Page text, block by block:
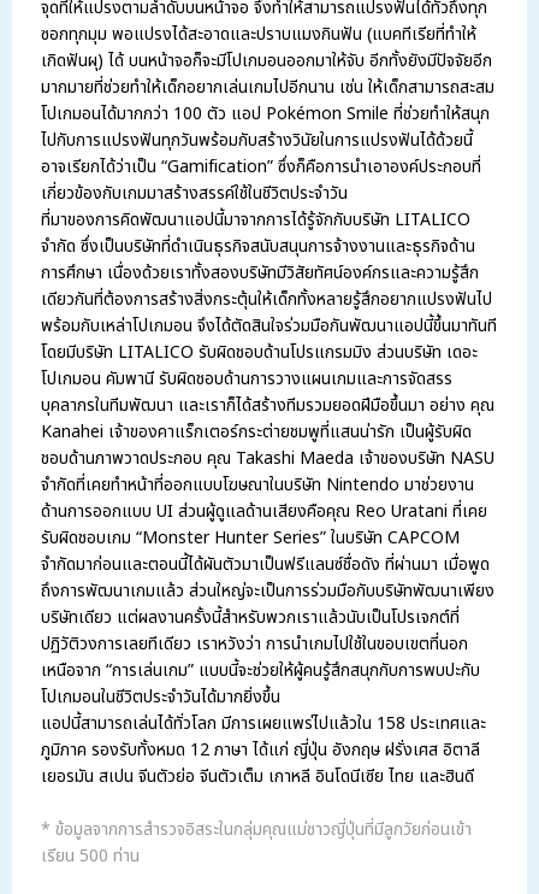
จุดที่ให้แปรงตามลำดับบนหน้าจอ จึงทำให้สามารถแปรงฟันได้ทั่วถึงทุก
ซอกทุกมุม พอแปรงได้สะอาดและปราบแมงกินฟัน (แบคทีเรียที่ทำให้
เกิดฟันผุ) ได้ บนหน้าจอก็จะมีโปเกมอนออกมาให้จับ อีกทั้งยังมีปัจจัยอีก
มากมายที่ช่วยทำให้เด็กอยากเล่นเกมไปอีกนาน เช่น ให้เด็กสามารถสะสม
โปเกมอนได้มากกว่า 100 ตัว แอป Pokémon Smile ที่ช่วยทำให้สนุก
ไปกับการแปรงฟันทุกวันพร้อมกับสร้างวินัยในการแปรงฟันได้ด้วยนี้
อาจเรียกได้ว่าเป็น “Gamification” ซึ่งก็คือการนำเอาองค์ประกอบที่
เกี่ยวข้องกับเกมมาสร้างสรรค์ใช้ในชีวิตประจำวัน
ที่มาของการคิดพัฒนาแอปนี้มาจากการได้รู้จักกับบริษัท LITALICO
จำกัด ซึ่งเป็นบริษัทที่ดำเนินธุรกิจสนับสนุนการจ้างงานและธุรกิจด้าน
การศึกษา เนื่องด้วยเราทั้งสองบริษัทมีวิสัยทัศน์องค์กรและความรู้สึก
เดียวกันที่ต้องการสร้างสิ่งกระตุ้นให้เด็กทั้งหลายรู้สึกอยากแปรงฟันไป
พร้อมกับเหล่าโปเกมอน จึงได้ตัดสินใจร่วมมือกันพัฒนาแอปนี้ขึ้นมาทันที
โดยมีบริษัท LITALICO รับผิดชอบด้านโปรแกรมมิง ส่วนบริษัท เดอะ
โปเกมอน คัมพานี รับผิดชอบด้านการวางแผนเกมและการจัดสรร
บุคลากรในทีมพัฒนา และเราก็ได้สร้างทีมรวมยอดฝีมือขึ้นมา อย่าง คุณ
Kanahei เจ้าของคาแร็กเตอร์กระต่ายชมพูที่แสนน่ารัก เป็นผู้รับผิด
ชอบด้านภาพวาดประกอบ คุณ Takashi Maeda เจ้าของบริษัท NASU
จำกัดที่เคยทำหน้าที่ออกแบบโฆษณาในบริษัท Nintendo มาช่วยงาน
ด้านการออกแบบ UI ส่วนผู้ดูแลด้านเสียงคือคุณ Reo Uratani ที่เคย
รับผิดชอบเกม “Monster Hunter Series” ในบริษัท CAPCOM
จำกัดมาก่อนและตอนนี้ได้ผันตัวมาเป็นฟรีแลนซ์ชื่อดังที่ผ่านมา เมื่อพูด
ถึงการพัฒนาเกมแล้ว ส่วนใหญ่จะเป็นการร่วมมือกับบริษัทพัฒนาเพียง
บริษัทเดียว แต่ผลงานครั้งนี้สำหรับพวกเราแล้วนับเป็นโปรเจกต์ที่
ปฏิวัติวงการเลยทีเดียว เราหวังว่า การนำเกมไปใช้ในขอบเขตที่นอก
เหนือจาก “การเล่นเกม” แบบนี้จะช่วยให้ผู้คนรู้สึกสนุกกับการพบปะกับ
โปเกมอนในชีวิตประจำวันได้มากยิ่งขึ้น
แอปนี้สามารถเล่นได้ทั่วโลก มีการเผยแพร่ไปแล้วใน 158 ประเทศและ
ภูมิภาค รองรับทั้งหมด 12 ภาษา ได้แก่ ญี่ปุ่น อังกฤษ ฝรั่งเศส อิตาลี
เยอรมัน สเปน จีนตัวย่อ จีนตัวเต็ม เกาหลี อินโดนีเซีย ไทย และฮินดี
* ข้อมูลจากการสำรวจอิสระในกลุ่มคุณแม่ชาวญี่ปุ่นที่มีลูกวัยก่อนเข้า
เรียน 500 ท่าน